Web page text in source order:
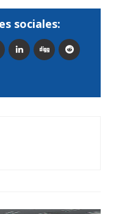
sociales: